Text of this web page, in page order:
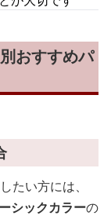
おすすめパ
たい方には、
シックカラーの